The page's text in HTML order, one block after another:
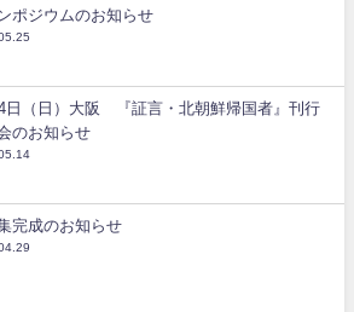
ポジウムのお知らせ
日（日）大阪 『証言・北朝鮮帰国者』刊行
のお知らせ
完成のお知らせ